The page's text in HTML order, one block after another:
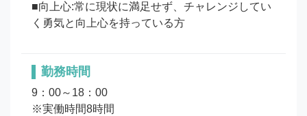
■向上心:常に現状に満足せず、チャレンジしてい
勤務時間
9：00～18：00
※実働時間8時間